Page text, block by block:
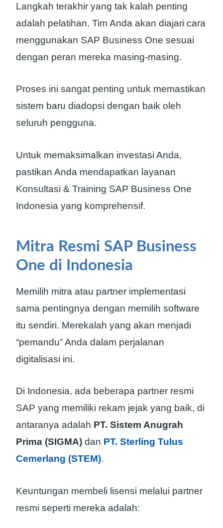
Langkah terakhir yang tak kalah penting
adalah pelatihan. Tim Anda akan diajari cara
menggunakan SAP Business One sesuai
dengan peran mereka masing-masing.
Proses ini sangat penting untuk memastikan
sistem baru diadopsi dengan baik oleh
seluruh pengguna.
Untuk memaksimalkan investasi Anda,
pastikan Anda mendapatkan layanan
Konsultasi & Training SAP Business One
Indonesia yang komprehensif.
Mitra Resmi SAP Business
One di Indonesia
Memilih mitra atau partner implementasi
sama pentingnya dengan memilih software
itu sendiri. Merekalah yang akan menjadi
“pemandu” Anda dalam perjalanan
digitalisasi ini.
Di Indonesia, ada beberapa partner resmi
SAP yang memiliki rekam jejak yang baik, di
antaranya adalah PT. Sistem Anugrah
Prima (SIGMA) dan PT. Sterling Tulus
Cemerlang (STEM).
Keuntungan membeli lisensi melalui partner
resmi seperti mereka adalah: